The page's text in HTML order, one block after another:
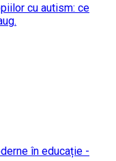
cu autism: ce
în educație -